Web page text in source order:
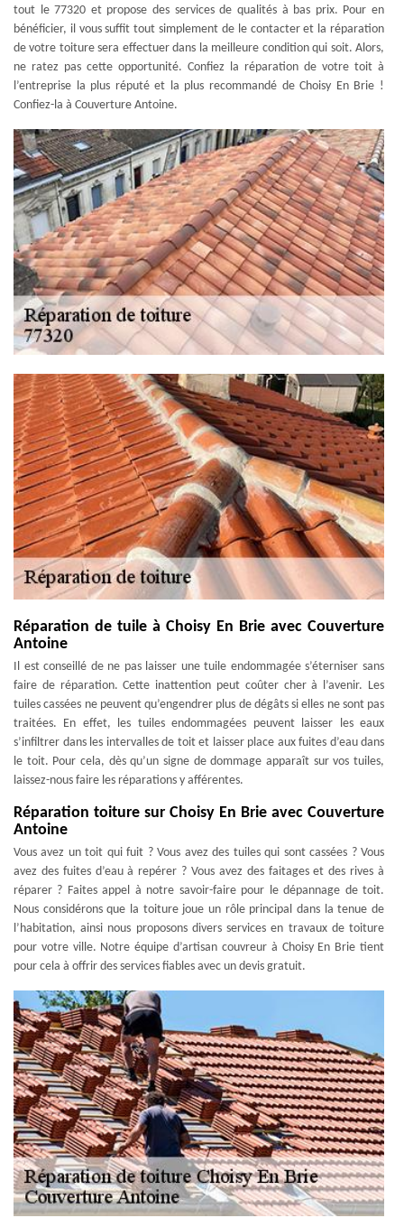
tout le 77320 et propose des services de qualités à bas prix. Pour en
bénéficier, il vous suffit tout simplement de le contacter et la réparation
de votre toiture sera effectuer dans la meilleure condition qui soit. Alors,
ne ratez pas cette opportunité. Confiez la réparation de votre toit à
l’entreprise la plus réputé et la plus recommandé de Choisy En Brie !
Confiez-la à Couverture Antoine.
Réparation de tuile à Choisy En Brie avec Couverture
Antoine
Il est conseillé de ne pas laisser une tuile endommagée s’éterniser sans
faire de réparation. Cette inattention peut coûter cher à l’avenir. Les
tuiles cassées ne peuvent qu’engendrer plus de dégâts si elles ne sont pas
traitées. En effet, les tuiles endommagées peuvent laisser les eaux
s’infiltrer dans les intervalles de toit et laisser place aux fuites d’eau dans
le toit. Pour cela, dès qu’un signe de dommage apparaît sur vos tuiles,
laissez-nous faire les réparations y afférentes.
Réparation toiture sur Choisy En Brie avec Couverture
Antoine
Vous avez un toit qui fuit ? Vous avez des tuiles qui sont cassées ? Vous
avez des fuites d’eau à repérer ? Vous avez des faitages et des rives à
réparer ? Faites appel à notre savoir-faire pour le dépannage de toit.
Nous considérons que la toiture joue un rôle principal dans la tenue de
l’habitation, ainsi nous proposons divers services en travaux de toiture
pour votre ville. Notre équipe d’artisan couvreur à Choisy En Brie tient
pour cela à offrir des services fiables avec un devis gratuit.